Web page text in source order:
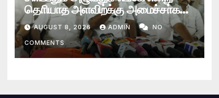
தொியாத அளவிற்க்கு அமைச்சா்கள்
தவெக எம்.எல்.ஏக்கள் இருக்கின்றனா்-
ஆா்.பி உதயகுமாா் கடும் தாக்கு
AUGUST 8, 2026 ADMIN NO
COMMENTS